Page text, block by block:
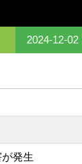
2024-12-02
発生